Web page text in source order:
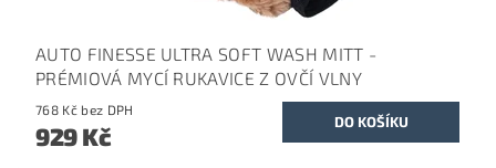
AUTO FINESSE ULTRA SOFT WASH MITT -
PRÉMIOVÁ MYCÍ RUKAVICE Z OVČÍ VLNY
768 Kč bez DPH
929 Kč